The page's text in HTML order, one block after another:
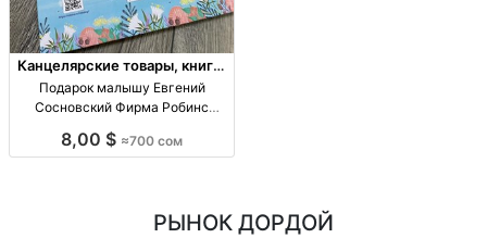
Канцелярские товары, книги,
учебники
Подарок малышу Евгений
Сосновский Фирма Робинс
8,00 $ ≈700 сом
РЫНОК ДОРДОЙ